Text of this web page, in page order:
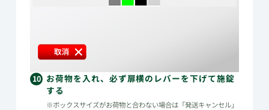
10 お荷物を入れ、必ず扉横のレバーを下げて施錠
する
※ボックスサイズがお荷物と合わない場合は「発送キャンセル」